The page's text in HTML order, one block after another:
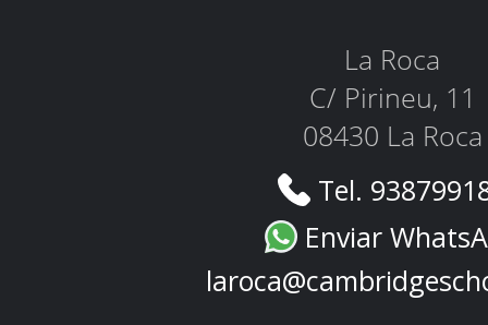
La Roca
C/ Pirineu, 11
08430 La Roca
Tel.
Enviar